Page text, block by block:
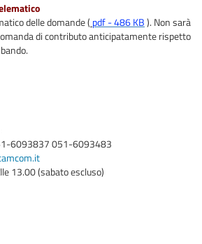
delle domande ( pdf - 486 KB). Non sarà
di contributo anticipatamente rispetto
6093837 051-6093483
13.00 (sabato escluso)